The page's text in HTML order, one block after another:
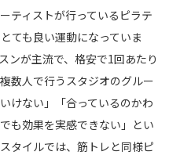
ティストが行っているピラテ
ても良い運動になっていま
ンが主流で、格安で1回あたり
数人で行うスタジオのグルー
けない」「合っているのかわ
も効果を実感できない」とい
タイルでは、筋トレと同様ピ